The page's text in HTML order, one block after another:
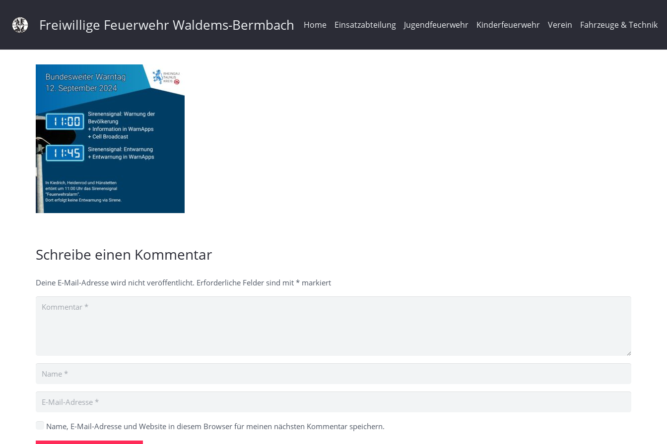
Freiwillige Feuerwehr Waldems-Bermbach Home Einsatzabteilung Jugendfeuerwehr Kinderfeuerwehr Verein Fahrzeuge & Technik
Schreibe einen Kommentar
Deine E-Mail-Adresse wird nicht veröffentlicht. Erforderliche Felder sind mit * markiert
Name, E-Mail-Adresse und Website in diesem Browser für meinen nächsten Kommentar speichern.